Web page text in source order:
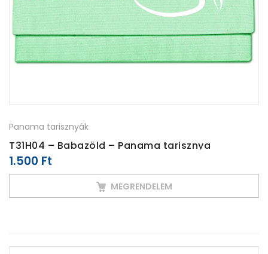
Panama tarisznyák
T31H04 – Babazöld – Panama tarisznya
1.500 Ft
MEGRENDELEM